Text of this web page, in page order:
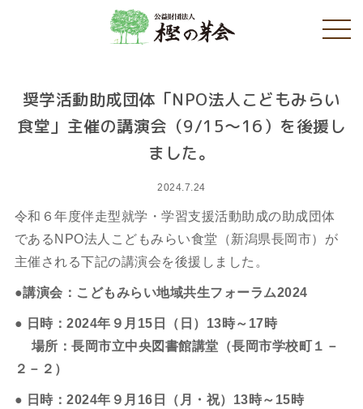
奨学活動助成団体「NPO法人こどもみらい
食堂」主催の講演会（9/15～16）を後援し
ました。
2024.7.24
令和６年度伴走型就学・学習支援活動助成の助成団体
であるNPO法人こどもみらい食堂（新潟県長岡市）が
主催される下記の講演会を後援しました。
●講演会：こどもみらい地域共生フォーラム2024
● 日時：2024年９月15日（日）13時～17時
場所：長岡市立中央図書館講堂（長岡市学校町１－
２－２）
● 日時：2024年９月16日（月・祝）13時～15時